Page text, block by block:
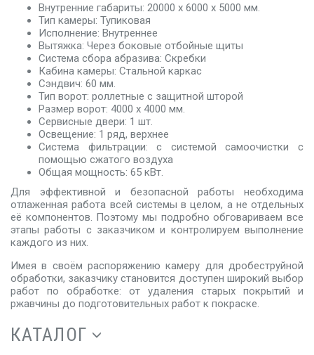
КАТАЛОГ
Внутренние габариты: 20000 х 6000 х 5000 мм.
Тип камеры: Тупиковая
Исполнение: Внутреннее
Вытяжка: Через боковые отбойные щиты
Система сбора абразива: Скребки
Кабина камеры: Стальной каркас
Сэндвич: 60 мм.
Тип ворот: роллетные с защитной шторой
Размер ворот: 4000 х 4000 мм.
Сервисные двери: 1 шт.
Освещение: 1 ряд, верхнее
Система фильтрации: с системой самоочистки с
помощью сжатого воздуха
Общая мощность: 65 кВт.
Для эффективной и безопасной работы необходима
отлаженная работа всей системы в целом, а не отдельных
её компонентов. Поэтому мы подробно обговариваем все
этапы работы с заказчиком и контролируем выполнение
каждого из них.
Имея в своём распоряжению камеру для дробеструйной
обработки, заказчику становится доступен широкий выбор
работ по обработке: от удаления старых покрытий и
ржавчины до подготовительных работ к покраске.